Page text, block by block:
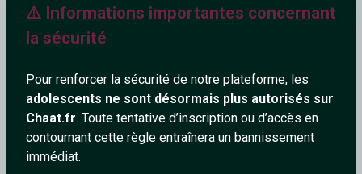
⚠️ Informations importantes concernant
la sécurité
Pour renforcer la sécurité de notre plateforme, les
adolescents ne sont désormais plus autorisés sur
Chaat.fr. Toute tentative d’inscription ou d’accès en
contournant cette règle entraînera un bannissement
immédiat.
36 ans 31 ans